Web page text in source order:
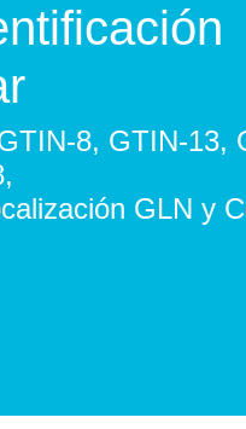
8, GTIN-13,
GLN y